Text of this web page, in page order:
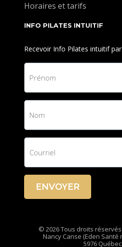
Horaires et tarifs
INFO PILATES INTUITIF
Recevoir Info Pilates intuitif
ENVOYER
© 2026 Tous droits
Nancy Canse (Eden Santé
5976